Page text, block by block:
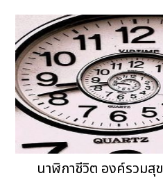
นาฬิกาชีวิต องค์รวมสุ